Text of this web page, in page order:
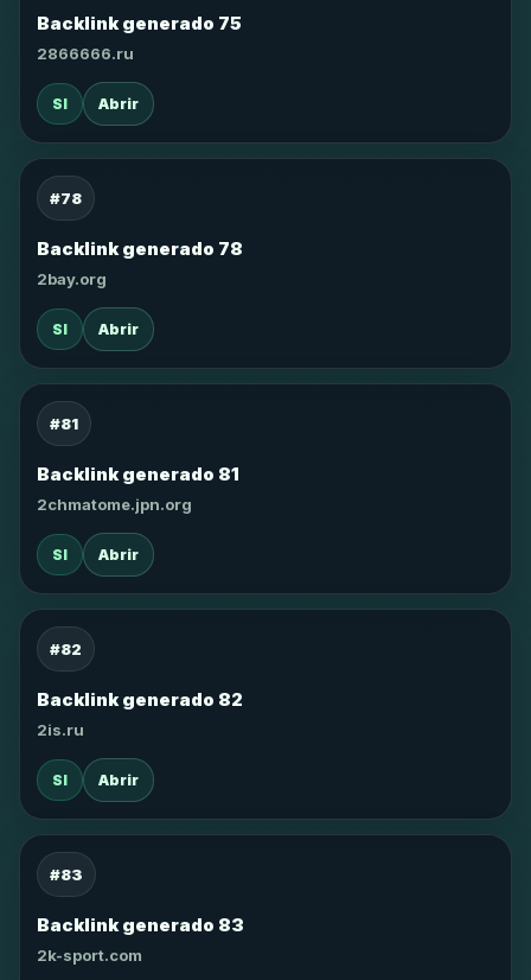
Backlink generado 75
2866666.ru
SI Abrir
#78
Backlink generado 78
2bay.org
SI Abrir
#81
Backlink generado 81
2chmatome.jpn.org
SI Abrir
#82
Backlink generado 82
2is.ru
SI Abrir
#83
Backlink generado 83
2k-sport.com